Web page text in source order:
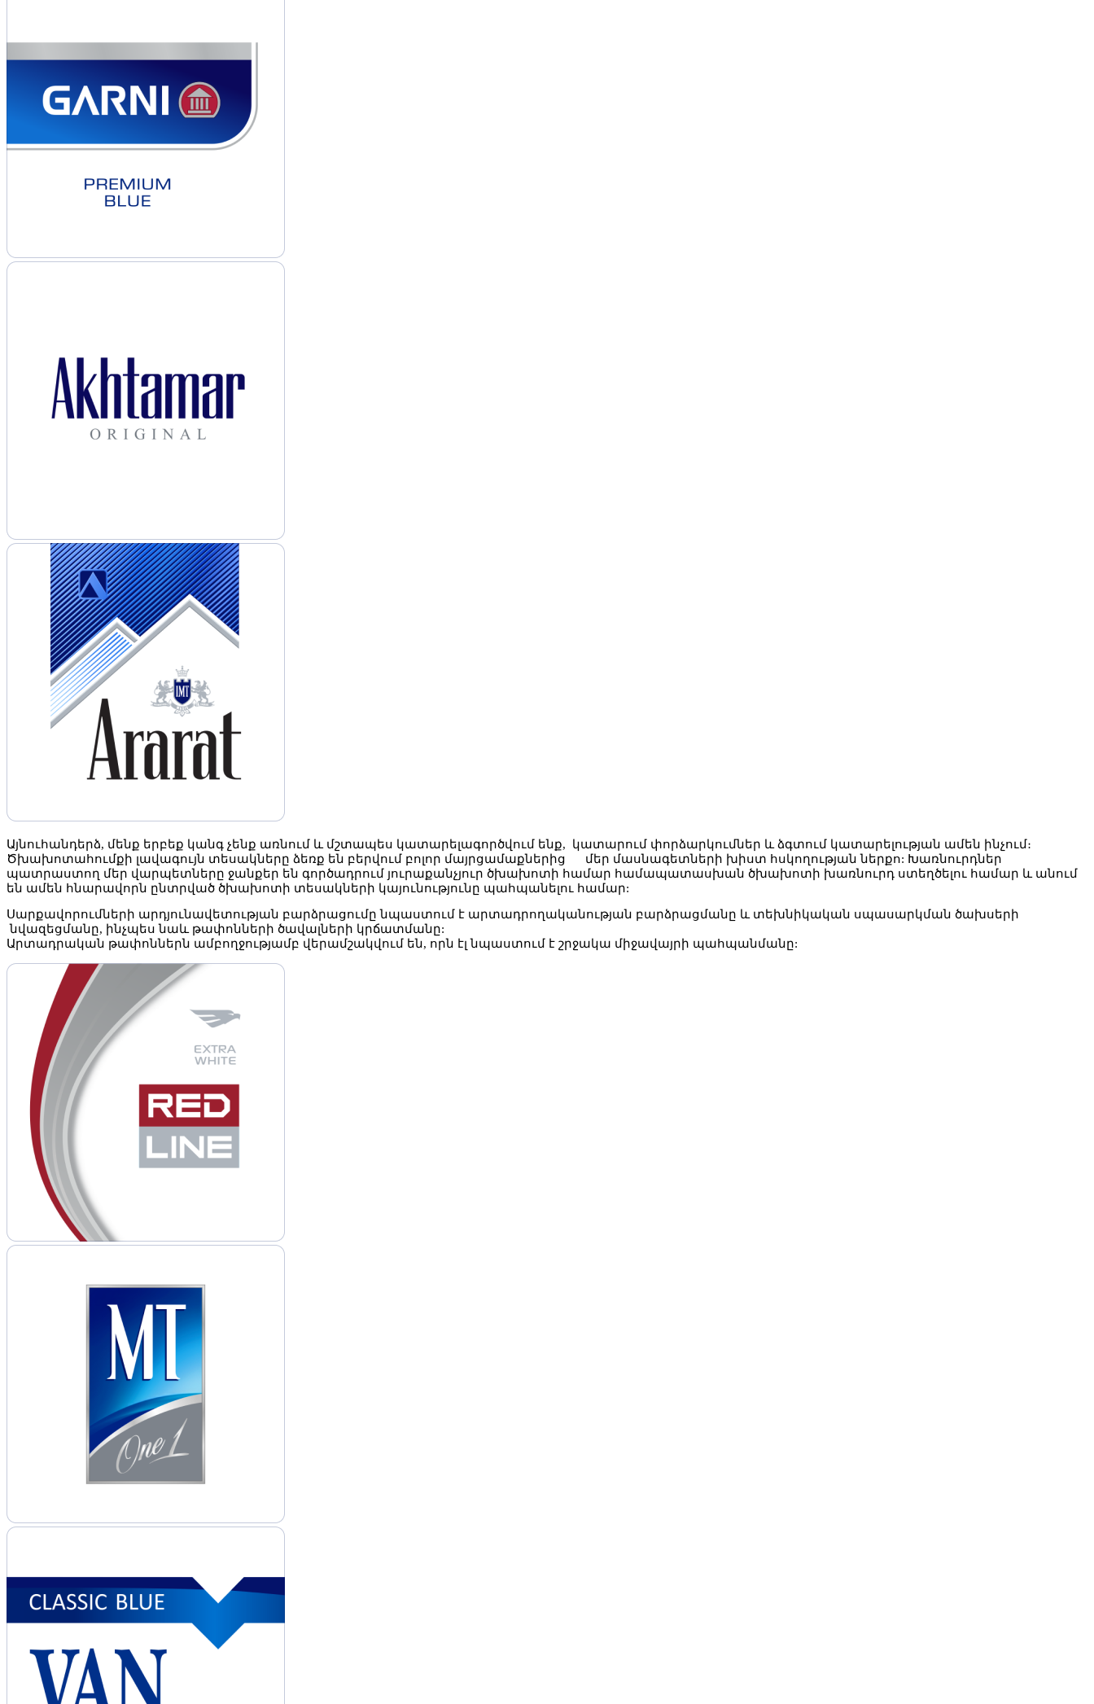
Այնուհանդերձ, մենք երբեք կանգ չենք առնում և մշտապես կատարելագործվում ենք, կատարում փորձարկումներ և ձգտում կատարելության ամեն ինչում։
Ծխախոտահումքի լավագույն տեսակները ձեռք են բերվում բոլոր մայրցամաքներից մեր մասնագետների խիստ հսկողության ներքո: Խառնուրդներ
պատրաստող մեր վարպետները ջանքեր են գործադրում յուրաքանչյուր ծխախոտի համար համապատասխան ծխախոտի խառնուրդ ստեղծելու համար և անում
են ամեն հնարավորն ընտրված ծխախոտի տեսակների կայունությունը պահպանելու համար:
Սարքավորումների արդյունավետության բարձրացումը նպաստում է արտադրողականության բարձրացմանը և տեխնիկական սպասարկման ծախսերի
նվազեցմանը, ինչպես նաև թափոնների ծավալների կրճատմանը:
Արտադրական թափոններն ամբողջությամբ վերամշակվում են, որն էլ նպաստում է շրջակա միջավայրի պահպանմանը: